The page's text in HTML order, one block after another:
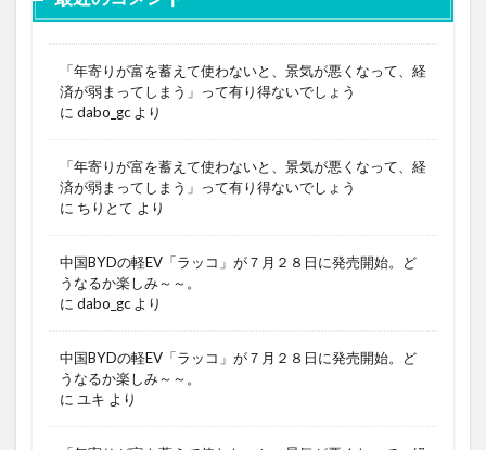
「年寄りが富を蓄えて使わないと、景気が悪くなって、経
済が弱まってしまう」って有り得ないでしょう
に dabo_gc より
「年寄りが富を蓄えて使わないと、景気が悪くなって、経
済が弱まってしまう」って有り得ないでしょう
に ちりとて より
中国BYDの軽EV「ラッコ」が７月２８日に発売開始。ど
うなるか楽しみ～～。
に dabo_gc より
中国BYDの軽EV「ラッコ」が７月２８日に発売開始。ど
うなるか楽しみ～～。
に ユキ より